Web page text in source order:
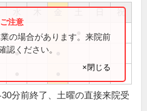
祝
●
の場合があります。来院前
認ください。
×閉じる
30分前終了、土曜の直接来院受